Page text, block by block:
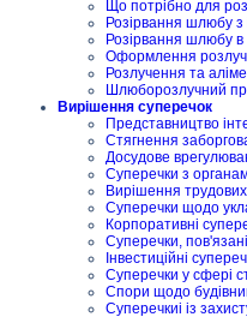
Що потрібно для
Розірвання шлюбу
Розірвання шлюбу в
Оформлення
Розлучення та
Шлюборозлучний
Вирішення суперечок
Представництво
Стягнення
Досудове
Суперечки з
Вирішення трудових
Суперечки щодо
Корпоративні
Суперечки,
Інвестиційні
Суперечки у сфері
Спори щодо
Суперечкиі із